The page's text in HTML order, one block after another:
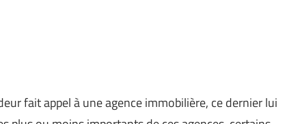
fait appel à une agence immobilière, ce dernier lui